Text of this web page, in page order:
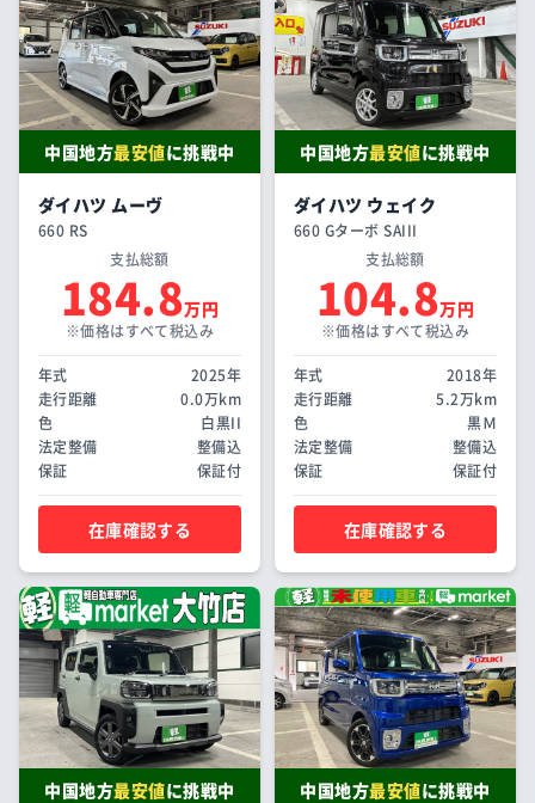
中国地方最安値に挑戦中
ダイハツ ムーヴ
660 RS
支払総額
184.8万円
※価格はすべて税込み
年式
2025年
走行距離
0.0万km
色
白黒II
法定整備
整備込
保証
保証付
在庫確認する
中国地方最安値に挑戦中
ダイハツ ウェイク
660 Gターボ SAIII
支払総額
104.8万円
※価格はすべて税込み
年式
2018年
走行距離
5.2万km
色
黒Ｍ
法定整備
整備込
保証
保証付
在庫確認する
中国地方最安値に挑戦中 中国地方最安値に挑戦中